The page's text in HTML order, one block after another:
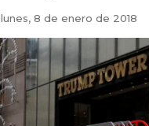
lunes, 8 de enero de 2018